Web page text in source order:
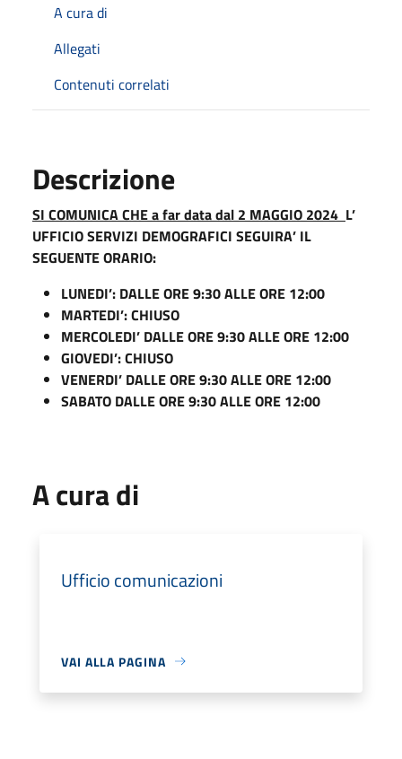
A cura di
Allegati
Contenuti correlati
Descrizione
SI COMUNICA CHEa far datadal 2 MAGGIO 2024 L’
UFFICIOSERVIZI DEMOGRAFICI SEGUIRA’ IL
SEGUENTE ORARIO:
LUNEDI’: DALLE ORE 9:30 ALLE ORE 12:00
MARTEDI’: CHIUSO
MERCOLEDI’ DALLE ORE 9:30 ALLE ORE 12:00
GIOVEDI’: CHIUSO
VENERDI’ DALLE ORE 9:30 ALLE ORE 12:00
SABATO DALLE ORE 9:30 ALLE ORE 12:00
A cura di
Ufficio comunicazioni
VAI ALLA PAGINA